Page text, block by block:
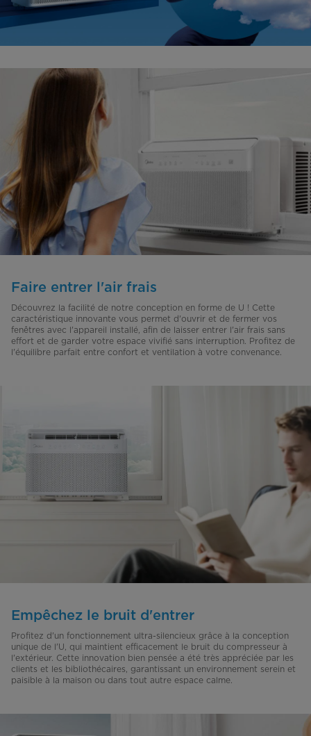
Faire entrer l'air frais
Découvrez la facilité de notre conception en forme de U ! Cette
caractéristique innovante vous permet d'ouvrir et de fermer vos
fenêtres avec l'appareil installé, afin de laisser entrer l'air frais sans
effort et de garder votre espace vivifié sans interruption. Profitez de
l'équilibre parfait entre confort et ventilation à votre convenance.
Empêchez le bruit d'entrer
Profitez d'un fonctionnement ultra-silencieux grâce à la conception
unique de l'U, qui maintient efficacement le bruit du compresseur à
l'extérieur. Cette innovation bien pensée a été très appréciée par les
clients et les bibliothécaires, garantissant un environnement serein et
paisible à la maison ou dans tout autre espace calme.